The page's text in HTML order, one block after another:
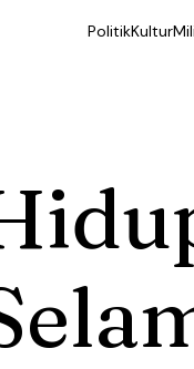
PolitikKultur